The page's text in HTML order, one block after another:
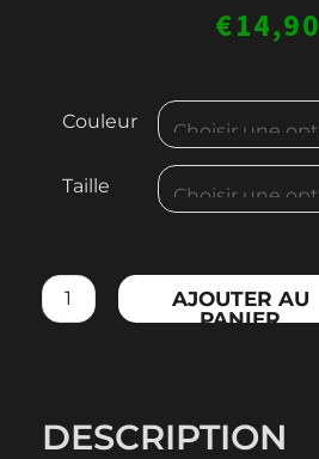
€14,90
Couleur
Taille
quantité
WOMEN'S
SHIRT
AJOUTER AU
PANIER
DESCRIPTION